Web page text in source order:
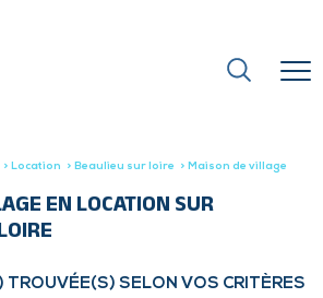
Location Beaulieu sur loire Maison de village
EN LOCATION SUR
TROUVÉE(S) SELON VOS CRITÈRES